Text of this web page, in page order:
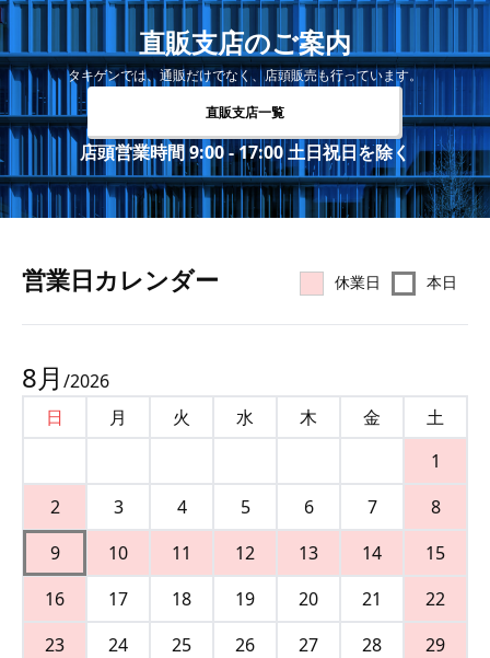
直販支店のご案内
タキゲンでは、通販だけでなく、店頭販売も行っています。
直販支店一覧
店頭営業時間 9:00 - 17:00 土日祝日を除く
営業⽇カレンダー 休業日 本日
8月 /2026
日
月 火 水 木 金
土
1
2
3 4 5 6 7
8
9
10 11 12 13 14
15
16
17 18 19 20 21
22
23
24 25 26 27 28
29